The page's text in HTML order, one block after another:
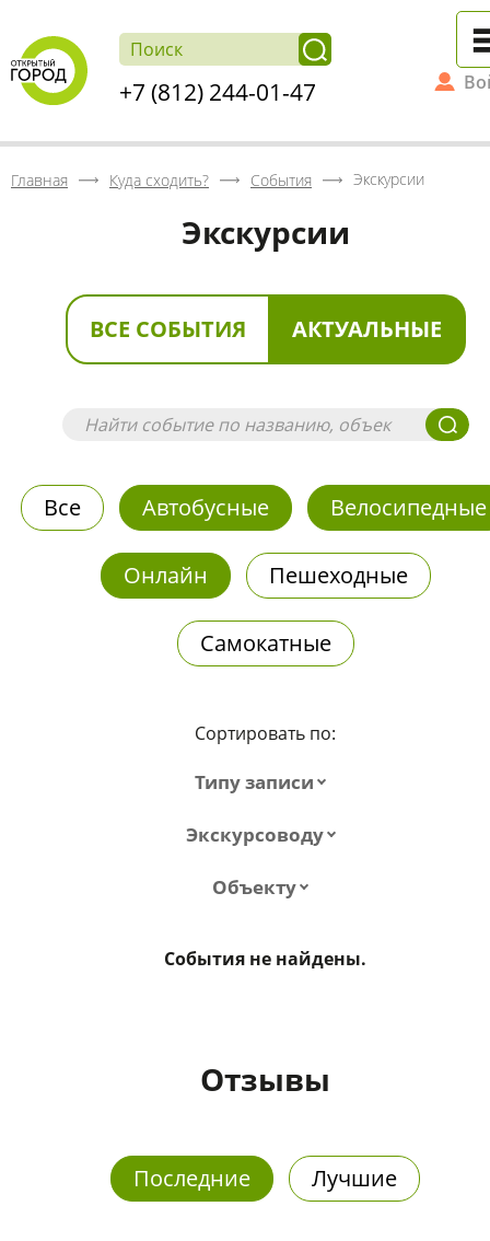
+7 (812) 244-01-47
Главная Куда сходить? События Экскурсии
Экскурсии
ВСЕ СОБЫТИЯ АКТУАЛЬНЫЕ
Все Автобусные Велосипедные
Онлайн Пешеходные
Самокатные
Сортировать по:
Типу записи
Экскурсоводу
Объекту
События не найдены.
Отзывы
Последние Лучшие